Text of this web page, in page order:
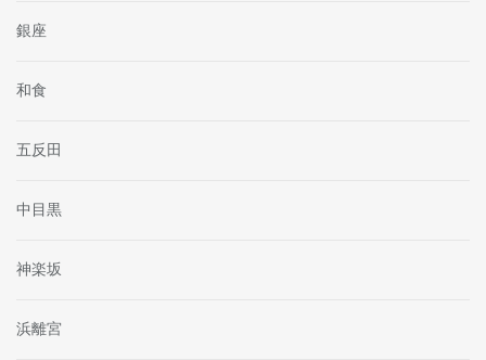
銀座
和食
五反田
中目黒
神楽坂
浜離宮